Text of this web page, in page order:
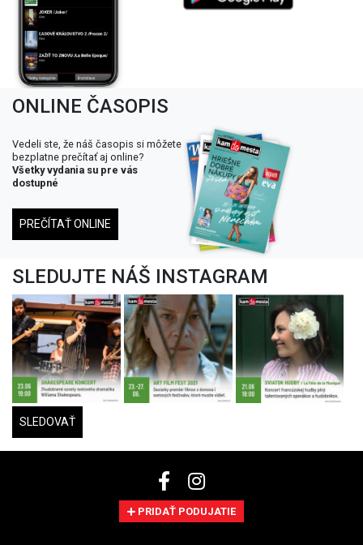
ONLINE ČASOPIS
Vedeli ste, že náš časopis si môžete
bezplatne prečítať aj online?
Všetky vydania su pre vás
dostupné
PREČÍTAŤ ONLINE
SLEDUJTE NÁŠ INSTAGRAM
SLEDOVAŤ
PRIDAŤ PODUJATIE